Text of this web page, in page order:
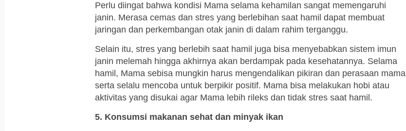
Perlu diingat bahwa kondisi Mama selama kehamilan sangat memengaruhi
janin. Merasa cemas dan stres yang berlebihan saat hamil dapat membuat
jaringan dan perkembangan otak janin di dalam rahim terganggu.
Selain itu, stres yang berlebih saat hamil juga bisa menyebabkan sistem imun
janin melemah hingga akhirnya akan berdampak pada kesehatannya. Selama
hamil, Mama sebisa mungkin harus mengendalikan pikiran dan perasaan mama
serta selalu mencoba untuk berpikir positif. Mama bisa melakukan hobi atau
aktivitas yang disukai agar Mama lebih rileks dan tidak stres saat hamil.
5. Konsumsi makanan sehat dan minyak ikan